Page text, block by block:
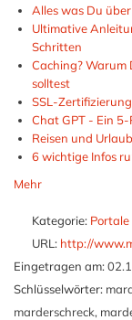
Alles was Du
Ultimative
Schritten
Caching? Warum
solltest
SSL-
Chat GPT - Ein
Reisen und Urlaub
6 wichtige Infos
Mehr
Kategorie: Portale
URL: http://
Eingetragen am:
Schlüsselwörter:
marderschreck,